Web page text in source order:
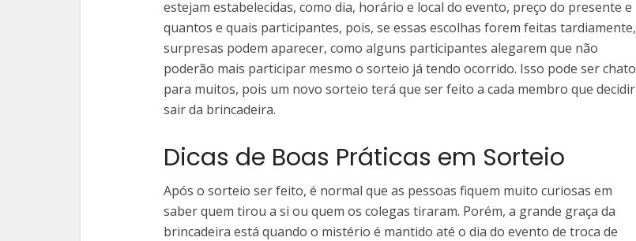
estejam estabelecidas, como dia, horário e local do evento, preço do presente e
quantos e quais participantes, pois, se essas escolhas forem feitas tardiamente,
surpresas podem aparecer, como alguns participantes alegarem que não
poderão mais participar mesmo o sorteio já tendo ocorrido. Isso pode ser chato
para muitos, pois um novo sorteio terá que ser feito a cada membro que decidir
sair da brincadeira.
Dicas de Boas Práticas em Sorteio
Após o sorteio ser feito, é normal que as pessoas fiquem muito curiosas em
saber quem tirou a si ou quem os colegas tiraram. Porém, a grande graça da
brincadeira está quando o mistério é mantido até o dia do evento de troca de